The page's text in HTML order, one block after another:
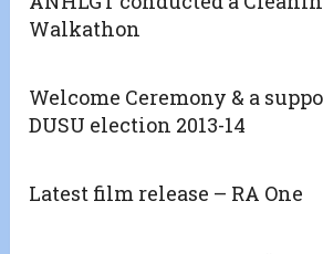
Walkathon
Welcome Ceremony & a
DUSU election 2013-14
Latest film release – RA One